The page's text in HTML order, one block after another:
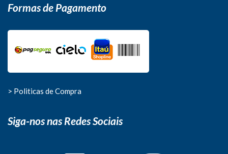
Formas de Pagamento
> Politicas de Compra
Siga-nos nas Redes Sociais